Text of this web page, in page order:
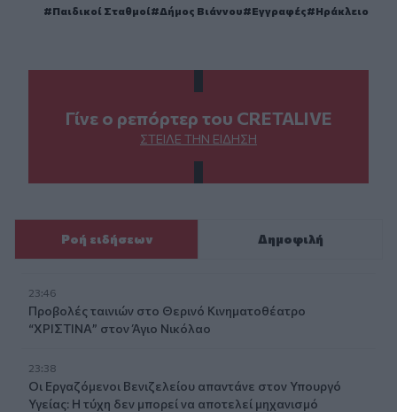
Παιδικοί Σταθμοί Δήμος Βιάννου Εγγραφές Ηράκλειο
Γίνε ο ρεπόρτερ του CRETALIVE
ΣΤΕΊΛΕ ΤΗΝ ΕΊΔΗΣΗ
Ροή ειδήσεων Δημοφιλή
23:46
Προβολές ταινιών στο Θερινό Κινηματοθέατρο
“ΧΡΙΣΤΙΝΑ” στον Άγιο Νικόλαο
23:38
Οι Εργαζόμενοι Βενιζελείου απαντάνε στον Υπουργό
Υγείας: Η τύχη δεν μπορεί να αποτελεί μηχανισμό